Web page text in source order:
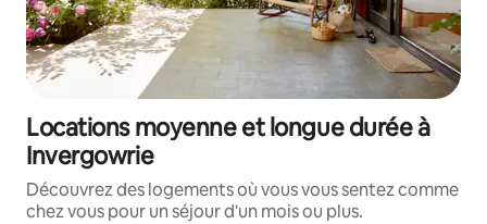
Locations moyenne et longue durée à
Invergowrie
Découvrez des logements où vous vous sentez comme
chez vous pour un séjour d'un mois ou plus.